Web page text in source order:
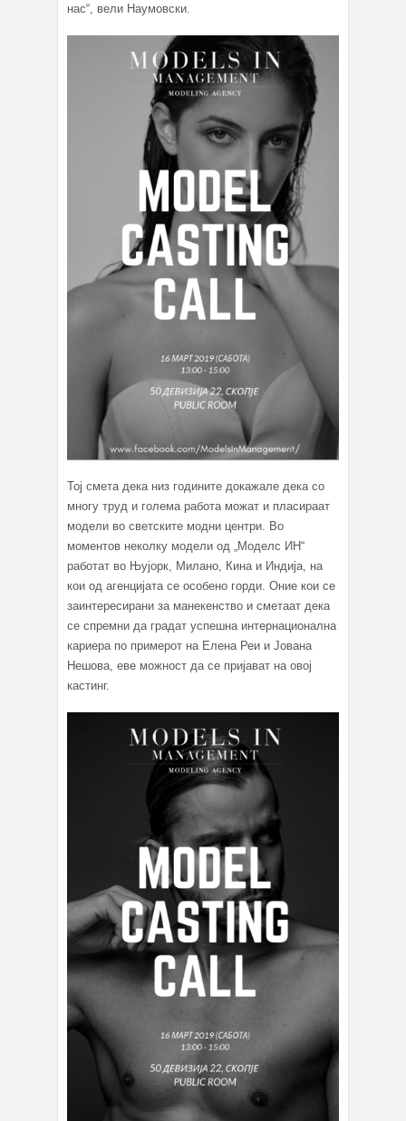
нас“, вели Наумовски.
Тој смета дека низ годините докажале дека со
многу труд и голема работа можат и пласираат
модели во светските модни центри. Во
моментов неколку модели од „Моделс ИН“
работат во Њујорк, Милано, Кина и Индија, на
кои од агенцијата се особено горди. Оние кои се
заинтересирани за манекенство и сметаат дека
се спремни да градат успешна интернационална
кариера по примерот на Елена Реи и Јована
Нешова, еве можност да се пријават на овој
кастинг.